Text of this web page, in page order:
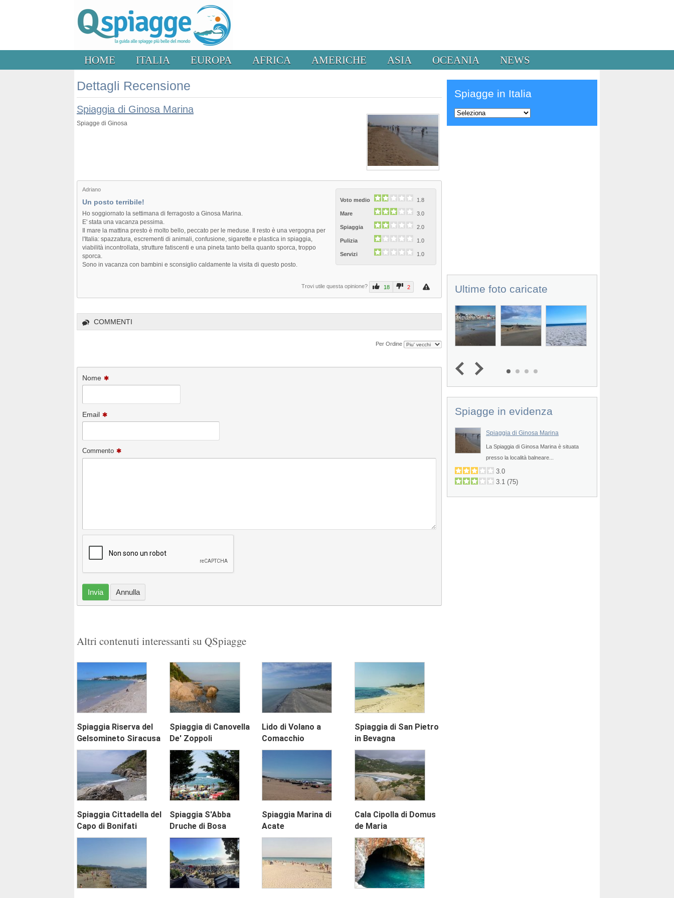
HOME ITALIA EUROPA AFRICA AMERICHE ASIA OCEANIA NEWS
Dettagli Recensione
Spiaggia di Ginosa Marina
Spiagge di Ginosa
Adriano
Voto medio
1.8
Mare 3.0
Spiaggia 2.0
Pulizia 1.0
Servizi 1.0
Un posto terribile!
Ho soggiornato la settimana di ferragosto a Ginosa Marina.
E' stata una vacanza pessima.
Il mare la mattina presto è molto bello, peccato per le meduse. Il resto è una vergogna per
l'Italia: spazzatura, escrementi di animali, confusione, sigarette e plastica in spiaggia,
viabilità incontrollata, strutture fatiscenti e una pineta tanto bella quanto sporca, troppo
sporca.
Sono in vacanza con bambini e sconsiglio caldamente la visita di questo posto.
Trovi utile questa opinione? 18 2
COMMENTI
Per Ordine
Nome
Email
Commento
Invia Annulla
Altri contenuti interessanti su QSpiagge
Spiaggia Riserva del
Gelsomineto Siracusa
Spiaggia di Canovella
De' Zoppoli
Lido di Volano a
Comacchio
Spiaggia di San Pietro
in Bevagna
Spiaggia Cittadella del
Capo di Bonifati
Spiaggia S'Abba
Druche di Bosa
Spiaggia Marina di
Acate
Cala Cipolla di Domus
de Maria
Spiagge in Italia
Ultime foto caricate
Spiagge in evidenza
Spiaggia di Ginosa Marina
La Spiaggia di Ginosa Marina è situata
presso la località balneare...
3.0
3.1 (75)